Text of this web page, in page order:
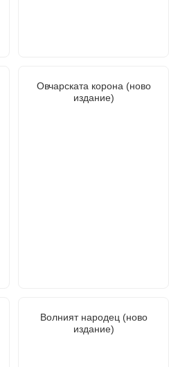
Овчарската корона (ново
издание)
Волният народец (ново
издание)